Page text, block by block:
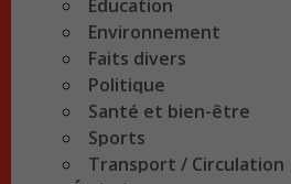
Éducation
Environnement
Faits divers
Politique
Santé et bien-être
Sports
Transport / Circulation